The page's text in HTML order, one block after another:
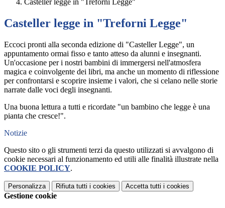
Casteller legge in "Treforni Legge"
Casteller legge in "Treforni Legge"
Eccoci pronti alla seconda edizione di "Casteller Legge", un
appuntamento ormai fisso e tanto atteso da alunni e insegnanti.
Un'occasione per i nostri bambini di immergersi nell'atmosfera
magica e coinvolgente dei libri, ma anche un momento di riflessione
per confrontarsi e scoprire insieme i valori, che si celano nelle storie
narrate dalle voci degli insegnanti.
Una buona lettura a tutti e ricordate "un bambino che legge è una
pianta che cresce!".
Notizie
Questo sito o gli strumenti terzi da questo utilizzati si avvalgono di
cookie necessari al funzionamento ed utili alle finalità illustrate nella
COOKIE POLICY.
Personalizza Rifiuta tutti i cookies Accetta tutti i cookies
Gestione cookie